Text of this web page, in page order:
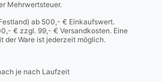
Mehrwertsteuer.
ab 500,- € Einkaufswert.
€ zzgl. 99,- € Versandkosten. Eine
der Ware ist jederzeit möglich.
je nach Laufzeit